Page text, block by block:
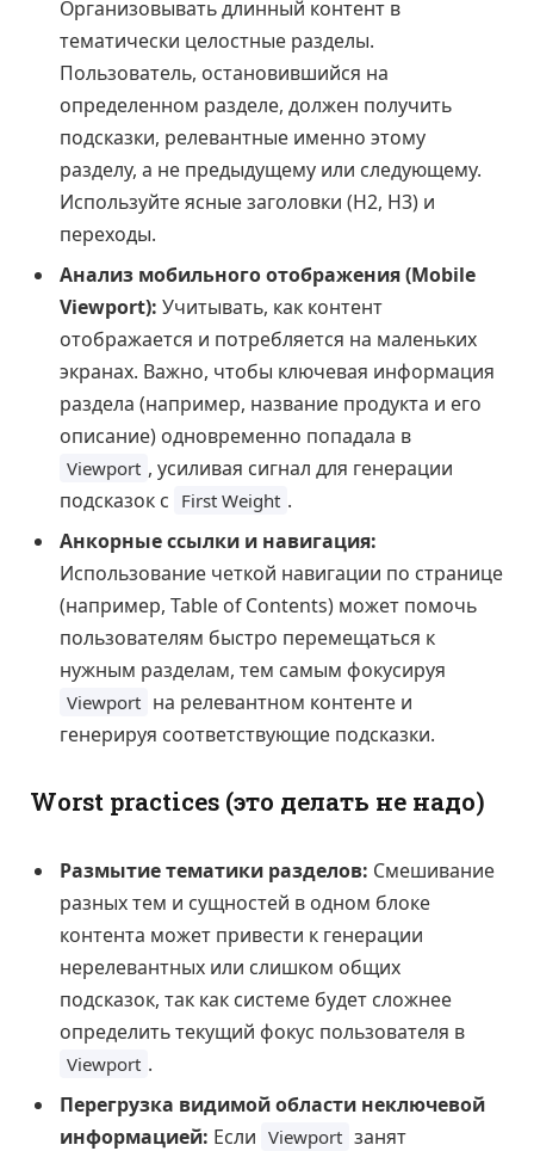
Организовывать длинный контент в
тематически целостные разделы.
Пользователь, остановившийся на
определенном разделе, должен получить
подсказки, релевантные именно этому
разделу, а не предыдущему или следующему.
Используйте ясные заголовки (H2, H3) и
переходы.
Анализ мобильного отображения (Mobile
Viewport): Учитывать, как контент
отображается и потребляется на маленьких
экранах. Важно, чтобы ключевая информация
раздела (например, название продукта и его
описание) одновременно попадала в
Viewport , усиливая сигнал для генерации
подсказок с First Weight .
Анкорные ссылки и навигация:
Использование четкой навигации по странице
(например, Table of Contents) может помочь
пользователям быстро перемещаться к
нужным разделам, тем самым фокусируя
Viewport на релевантном контенте и
генерируя соответствующие подсказки.
Worst practices (это делать не надо)
Размытие тематики разделов: Смешивание
разных тем и сущностей в одном блоке
контента может привести к генерации
нерелевантных или слишком общих
подсказок, так как системе будет сложнее
определить текущий фокус пользователя в
Viewport .
Перегрузка видимой области неключевой
информацией: Если Viewport занят